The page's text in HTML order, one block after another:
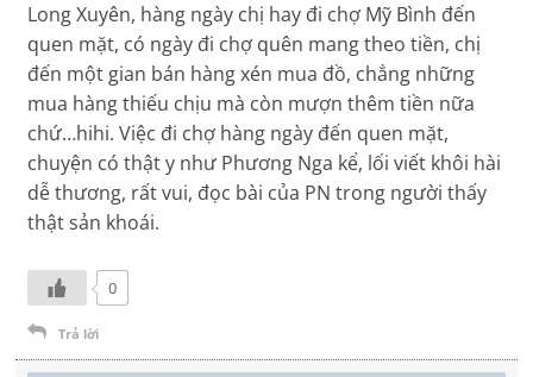
Long Xuyên, hàng ngày chị hay đi chợ Mỹ Bình đến
quen mặt, có ngày đi chợ quên mang theo tiền, chị
đến một gian bán hàng xén mua đồ, chẳng những
mua hàng thiếu chịu mà còn mượn thêm tiền nữa
chứ…hihi. Việc đi chợ hàng ngày đến quen mặt,
chuyện có thật y như Phương Nga kể, lối viết khôi hài
dễ thương, rất vui, đọc bài của PN trong người thấy
thật sản khoái.
0
Trả lời